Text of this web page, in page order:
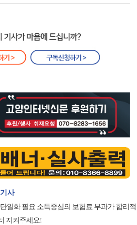
사
일화 필요 소득중심의 보험료 부과가 합리적
지켜주세요!